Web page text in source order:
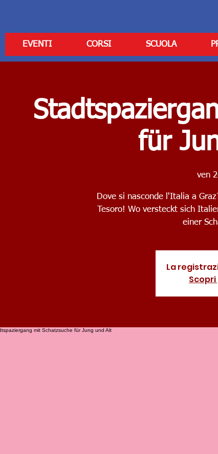
EVENTI CORSI SCUOLA
für
ven
Dove si nasconde l'Italia a
Tesoro! Wo versteckt sich
einer
La